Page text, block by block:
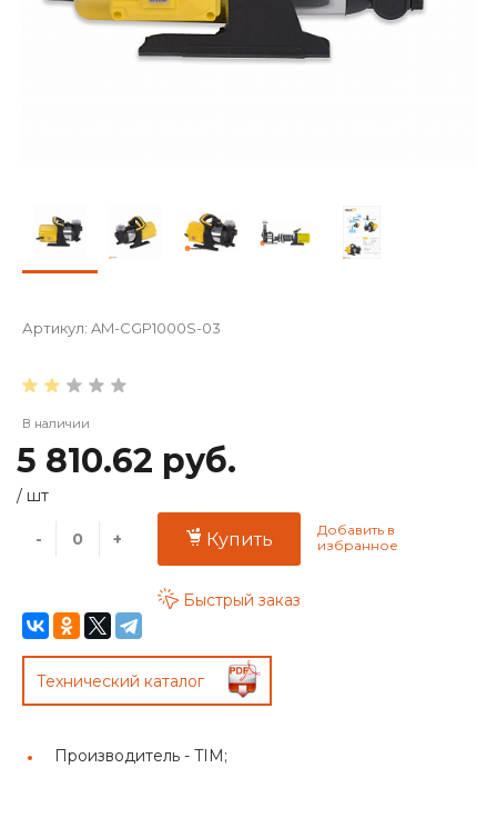
Артикул: AM-CGP1000S-03
В наличии
5 810.62 руб.
/ шт
- + Купить
Быстрый заказ
Технический каталог
Производитель - TIM;